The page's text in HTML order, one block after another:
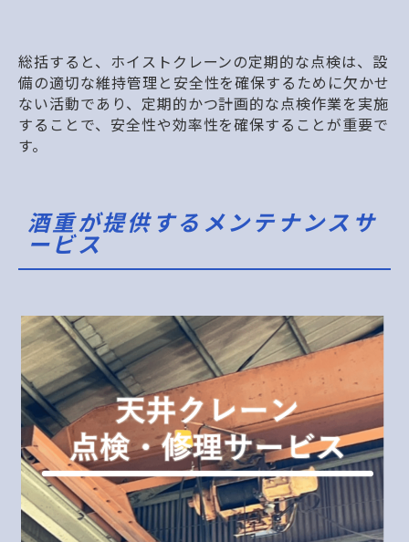
総括すると、ホイストクレーンの定期的な点検は、設
備の適切な維持管理と安全性を確保するために欠かせ
ない活動であり、定期的かつ計画的な点検作業を実施
することで、安全性や効率性を確保することが重要で
す。
酒重が提供するメンテナンスサ
ービス